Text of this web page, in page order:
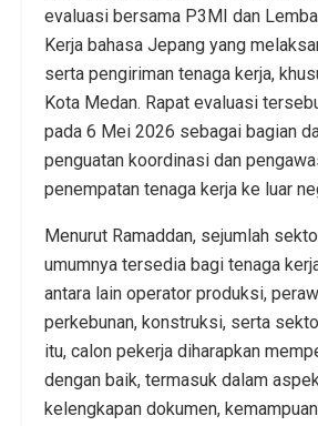
evaluasi bersama P3MI dan
Kerja bahasa Jepang yang
serta pengiriman tenaga kerja,
Kota Medan. Rapat evaluasi
pada 6 Mei 2026 sebagai bagian
penguatan koordinasi dan
penempatan tenaga kerja ke luar
Menurut Ramaddan, sejumlah
umumnya tersedia bagi tenaga
antara lain operator produksi,
perkebunan, konstruksi, serta
itu, calon pekerja diharapkan
dengan baik, termasuk dalam
kelengkapan dokumen,